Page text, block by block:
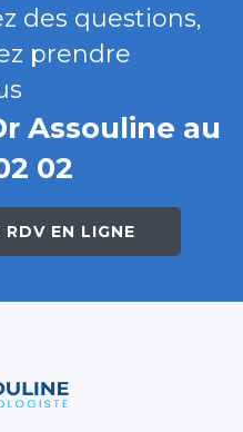
des questions,
prendre
Assouline au
02
RDV EN LIGNE